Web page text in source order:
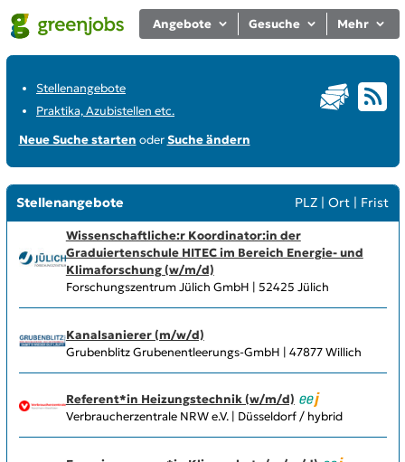
Angebote Gesuche Mehr
Stellenangebote
Praktika, Azubistellen etc.
Neue Suche starten oderSuche ändern
Stellenangebote PLZ |Ort Frist
Wissenschaftliche:r Koordinator:in der
Graduiertenschule HITEC im Bereich Energie- und
Klima­forschung (w/m/d)
Forschungszentrum Jülich GmbH | 52425 Jülich
Kanalsanierer (m/w/d)
Grubenblitz Grubenentleerungs-GmbH | 47877 Willich
Referent*in Heizungstechnik (w/m/d)
Verbraucherzentrale NRW e.V. | Düsseldorf / hybrid